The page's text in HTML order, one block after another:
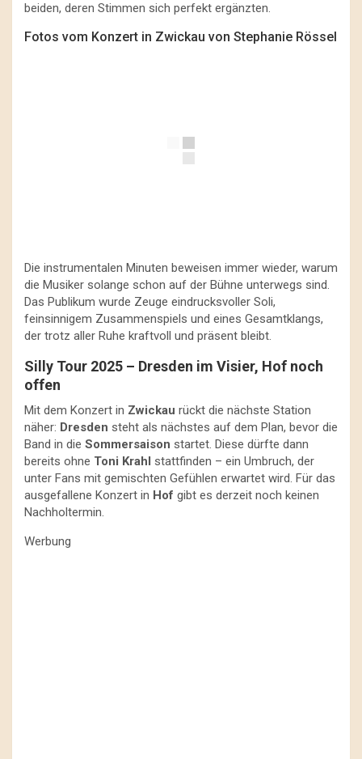
beiden, deren Stimmen sich perfekt ergänzten.
Fotos vom Konzert in Zwickau von Stephanie Rössel
Die instrumentalen Minuten beweisen immer wieder, warum
die Musiker solange schon auf der Bühne unterwegs sind.
Das Publikum wurde Zeuge eindrucksvoller Soli,
feinsinnigem Zusammenspiels und eines Gesamtklangs,
der trotz aller Ruhe kraftvoll und präsent bleibt.
Silly Tour 2025 – Dresden im Visier, Hof noch
offen
Mit dem Konzert in Zwickau rückt die nächste Station
näher: Dresden steht als nächstes auf dem Plan, bevor die
Band in die Sommersaison startet. Diese dürfte dann
bereits ohne Toni Krahl stattfinden – ein Umbruch, der
unter Fans mit gemischten Gefühlen erwartet wird. Für das
ausgefallene Konzert in Hof gibt es derzeit noch keinen
Nachholtermin.
Werbung